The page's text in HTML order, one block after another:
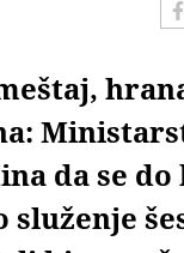
da se